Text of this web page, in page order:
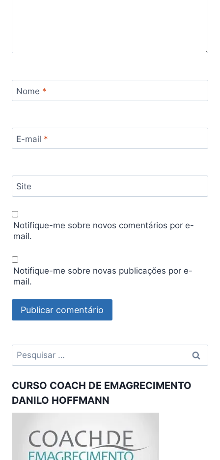
Nome *
E-mail *
Site
Notifique-me sobre novos comentários por e-
mail.
Notifique-me sobre novas publicações por e-
mail.
Pesquisar
por:
CURSO COACH DE EMAGRECIMENTO
DANILO HOFFMANN